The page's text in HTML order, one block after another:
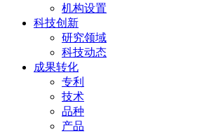
机构设置
科技创新
研究领域
科技动态
成果转化
专利
技术
品种
产品